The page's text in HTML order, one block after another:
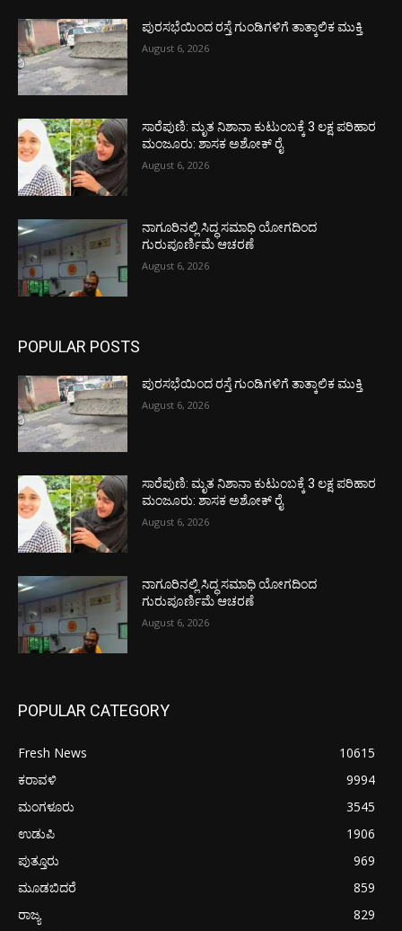
ಪುರಸಭೆಯಿಂದ ರಸ್ತೆ ಗುಂಡಿಗಳಿಗೆ ತಾತ್ಕಾಲಿಕ ಮುಕ್ತಿ
August 6, 2026
ಸಾರೆಪುಣಿ: ಮೃತ ನಿಶಾನಾ ಕುಟುಂಬಕ್ಕೆ 3 ಲಕ್ಷ ಪರಿಹಾರ
ಮಂಜೂರು: ಶಾಸಕ ಅಶೋಕ್ ರೈ
August 6, 2026
ನಾಗೂರಿನಲ್ಲಿ ಸಿದ್ಧ ಸಮಾಧಿ ಯೋಗದಿಂದ
ಗುರುಪೂರ್ಣಿಮೆ ಆಚರಣೆ
August 6, 2026
POPULAR POSTS
ಪುರಸಭೆಯಿಂದ ರಸ್ತೆ ಗುಂಡಿಗಳಿಗೆ ತಾತ್ಕಾಲಿಕ ಮುಕ್ತಿ
August 6, 2026
ಸಾರೆಪುಣಿ: ಮೃತ ನಿಶಾನಾ ಕುಟುಂಬಕ್ಕೆ 3 ಲಕ್ಷ ಪರಿಹಾರ
ಮಂಜೂರು: ಶಾಸಕ ಅಶೋಕ್ ರೈ
August 6, 2026
ನಾಗೂರಿನಲ್ಲಿ ಸಿದ್ಧ ಸಮಾಧಿ ಯೋಗದಿಂದ
ಗುರುಪೂರ್ಣಿಮೆ ಆಚರಣೆ
August 6, 2026
POPULAR CATEGORY
Fresh News
10615
ಕರಾವಳಿ
9994
ಮಂಗಳೂರು
3545
ಉಡುಪಿ
1906
ಪುತ್ತೂರು
969
ಮೂಡಬಿದರೆ
859
ರಾಜ್ಯ
829